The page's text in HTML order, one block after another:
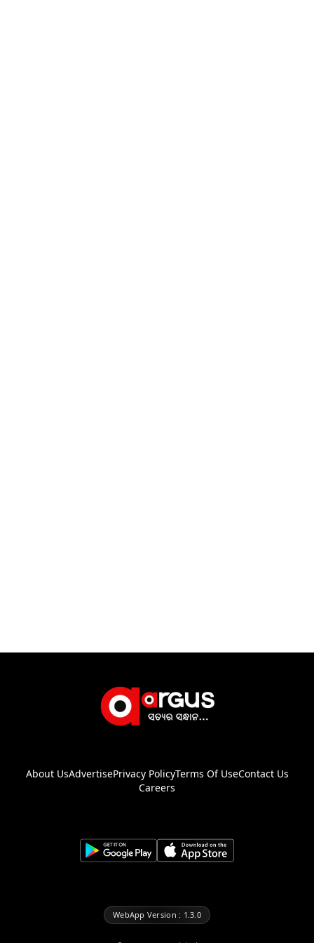
About UsAdvertisePrivacy PolicyTerms Of UseContact Us
Careers
WebApp Version : 1.3.0